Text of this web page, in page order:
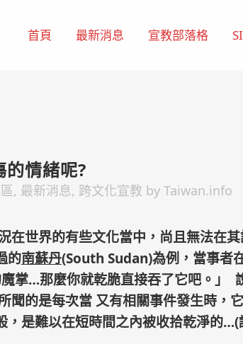
首頁 最新消息 宣教部落格
情緒呢?
, 最新消息, 跨文化宣教 by Taiwan.info
世界的有些文化當中，尚且無法在
的南蘇丹(South Sudan)為例，當事者
掌…那麼你就乾脆直接吞了它吧 。」
的是每次當 又有相關事件發生時，
，是難以在短時間之內被收拾乾淨的…(